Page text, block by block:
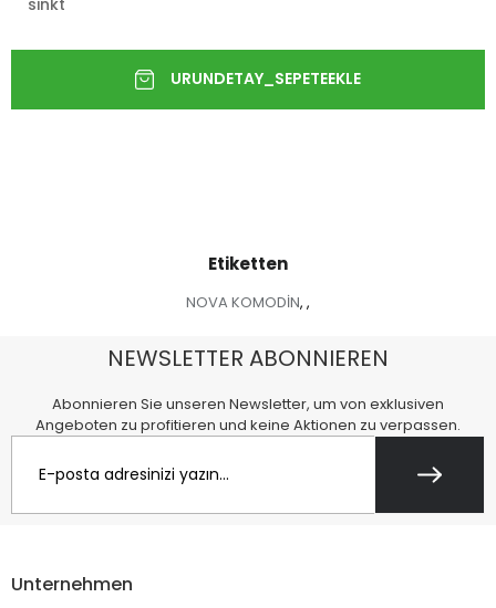
Etiketten
NOVA KOMODİN, ,
NEWSLETTER ABONNIEREN
Abonnieren Sie unseren Newsletter, um von exklusiven
Angeboten zu profitieren und keine Aktionen zu verpassen.
Unternehmen